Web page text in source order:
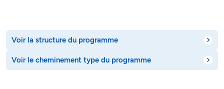
Voir la structure du programme
Voir le cheminement type du programme